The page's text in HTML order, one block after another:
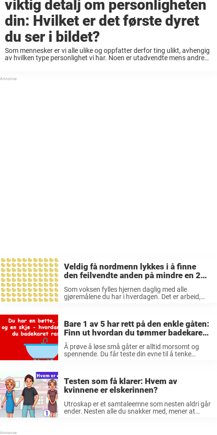
viktig detalj om personligheten
din: Hvilket er det første dyret
du ser i bildet?
Som mennesker er vi alle ulike og oppfatter derfor ting ulikt, avhengig
av hvilken type personlighet vi har. Noen er utadvendte mens andre
Veldig få nordmenn lykkes i å finne
den feilvendte anden på mindre en 20
Som voksen fylles hjernen daglig med alle
gjøremålene du har i hverdagen. Det er arbeid,
Bare 1 av 5 har rett på den enkle gåten:
Finn ut hvordan du tømmer badekaret
raskest!
Å prøve å løse små gåter er alltid morsomt og
spennende. Du får teste din evne til å tenke
Testen som få klarer: Hvem av
kvinnene er elskerinnen?
Utroskap er et samtaleemne som nesten aldri går
ender. Nesten alle du snakker med, mener at